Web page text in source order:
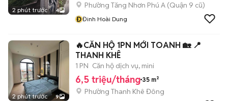
2 phút trước 4
Phường Tăng Nhơn Phú A (Quận 9 cũ)
ĐĐinh Hoài Dung
2 phút trước 9
🔥CĂN HỘ 1PN MỚI TOANH 🏡 📍
THANH KHÊ
1 PN Căn hộ dịch vụ, mini
6,5 triệu/tháng 35 m²
Phường Thanh Khê Đông